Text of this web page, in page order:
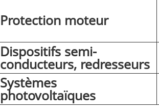
Protection moteur
Dispositifs semi-
conducteurs, redresseurs
Systèmes
photovoltaïques